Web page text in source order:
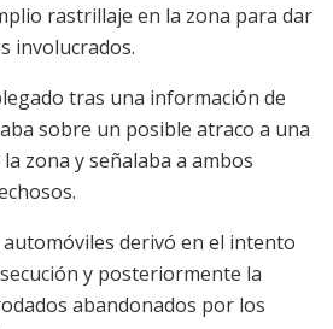
rastrillaje en la zona para dar
involucrados.
tras una información de
sobre un posible atraco a una
zona y señalaba a ambos
automóviles derivó en el intento
y posteriormente la
abandonados por los